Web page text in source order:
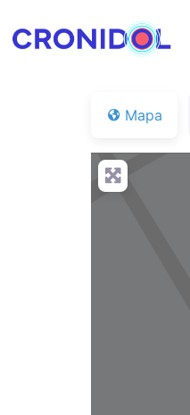
Mapa